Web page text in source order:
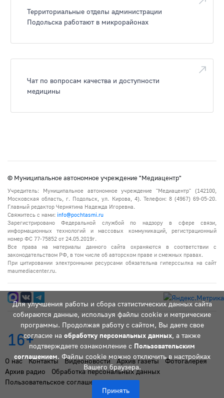
Территориальные отделы администрации
Подольска работают в микрорайонах
Чат по вопросам качества и доступности
медицины
Для улучшения работы и сбора статистических данных сайта
собираются данные, используя файлы cookie и метрические
программы. Продолжая работу с сайтом, Вы даете свое
согласие на обработку персональных данных, а также
подтверждаете ознакомление с Пользовательским
соглашением. Файлы cookie можно отключить в настройках
Вашего браузера.
Принять
© Муниципальное автономное учреждение "Медиацентр"
Учредитель: Муниципальное автономное учреждение "Медиацентр" (142100,
Московская область, г. Подольск, ул. Кирова, 4). Телефон: 8 (4967) 69-05-20.
Главный редактор Чернятина Надежда Игоревна.
Свяжитесь с нами: info@pochtasmi.ru
Зарегистрировано Федеральной службой по надзору в сфере связи,
информационных технологий и массовых коммуникаций, регистрационный
номер ФС 77-75852 от 24.05.2019г.
Все права на материалы данного сайта охраняются в соответствии с
законодательством РФ, в том числе об авторском праве и смежных правах.
При цитировании электронными ресурсами обязательна гиперссылка на сайт
maumediacenter.ru.
16+
О нас Контакты Видеоновости Архив газеты
Фотогалерея
Архив радио
Обработка персональных данных
Пользовательское соглашение